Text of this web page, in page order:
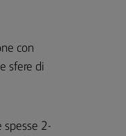
con
sfere di
2-